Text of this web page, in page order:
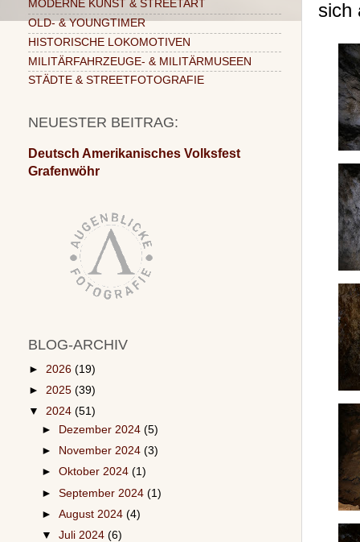
sich
MODERNE KUNST & STREETART
OLD- & YOUNGTIMER
HISTORISCHE LOKOMOTIVEN
MILITÄRFAHRZEUGE- & MILITÄRMUSEEN
STÄDTE & STREETFOTOGRAFIE
NEUESTER BEITRAG:
Deutsch Amerikanisches Volksfest
Grafenwöhr
BLOG-ARCHIV
► 2026 (19)
► 2025 (39)
▼ 2024 (51)
►
Dezember 2024(5)
►
November 2024(3)
►Oktober 2024(1)
►September 2024(1)
►August 2024(4)
▼Juli 2024(6)